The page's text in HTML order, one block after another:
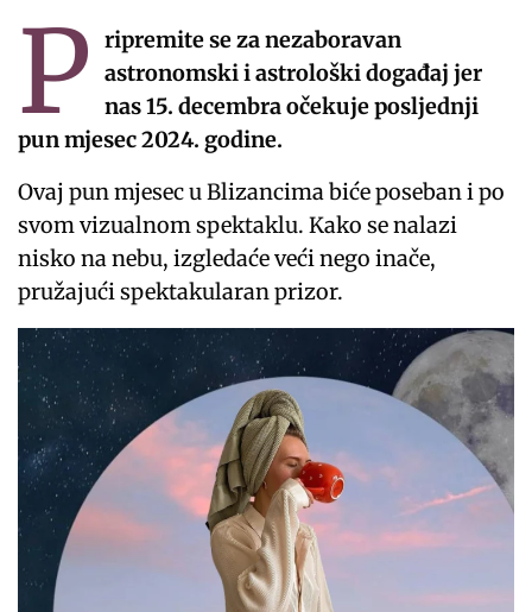
P
ripremite se za nezaboravan
astronomski i astrološki događaj jer
nas 15. decembra očekuje posljednji
pun mjesec 2024. godine.
Ovaj pun mjesec u Blizancima biće poseban i po
svom vizualnom spektaklu. Kako se nalazi
nisko na nebu, izgledaće veći nego inače,
pružajući spektakularan prizor.